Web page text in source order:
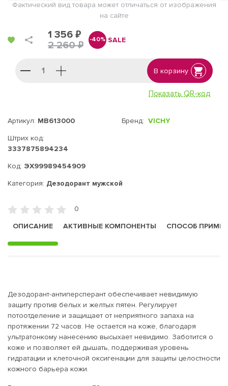
Фактический вид товара может отличаться от изображения
на сайте
1 356 ₽
2 260 ₽
-40% SALE
В корзину
Показать QR-код
Артикул: MB613000
Штрих код:
3337875894234
Код: ЭХ99989454909
Бренд: VICHY
Категория: Дезодорант мужской
0
ОПИСАНИЕ
АКТИВНЫЕ КОМПОНЕНТЫ СПОСОБ
Дезодорант-антиперсперант обеспечивает невидимую
защиту против белых и желтых пятен. Регулирует
потоотделение и защищает от неприятного запаха на
протяжении 72 часов. Не остается на коже, благодаря
ультратонкому нанесению высыхает невидимо. Заботится о
коже и позволяет ей дышать, поддерживая уровень
гидратации и клеточной оксигенации для защиты целостности
кожного барьера кожи.